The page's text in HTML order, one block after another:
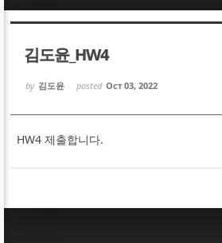
김도윤_HW4
by 김도윤 posted Oct 03, 2022
HW4 제출합니다.
Sketchbook5, 스케치
Sketchbook5, 스케
Sketchbook5, 스케치
Sketchbook5, 스케